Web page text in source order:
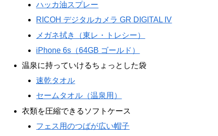
ハッカ油スプレー
RICOH デジタルカメラ GR DIGITAL IV
メガネ拭き（東レ・トレシー）
iPhone 6s（64GB ゴールド）
温泉に持っていけるちょっとした袋
速乾タオル
セームタオル（温泉用）
衣類を圧縮できるソフトケース
フェス用のつばが広い帽子